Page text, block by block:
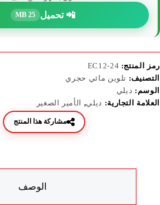
📲 تحميل 25 MB
رمز المنتج: EC12-24
التصنيف: تلوين مائي حجري
الوسم: ديلي
العلامة التجارية: ديلي, الأمير الصغير
مشاركة هذا المنتج
الوصف